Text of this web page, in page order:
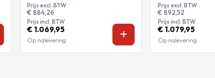
Prijs excl. BTW
€ 884,26
Prijs incl. BTW
€ 1.069,95
Op nalevering
Prijs excl. BTW
€ 892,52
Prijs incl. BTW
€ 1.079,95
Op nalevering